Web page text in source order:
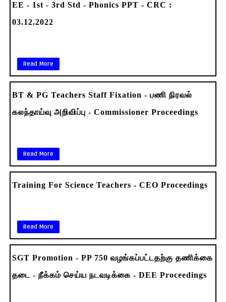
EE - 1st - 3rd Std - Phonics PPT - CRC :
03.12.2022
Read More
BT & PG Teachers Staff Fixation - பணி நிரவல்
கலந்தாய்வு அறிவிப்பு - Commissioner Proceedings
Read More
Training For Science Teachers - CEO Proceedings
Read More
SGT Promotion - PP 750 வழங்கப்பட்டதற்கு தணிக்கை
தடை - நீக்கம் செய்ய நடவடிக்கை - DEE Proceedings